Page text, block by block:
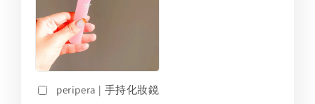
peripera | 手持化妝鏡